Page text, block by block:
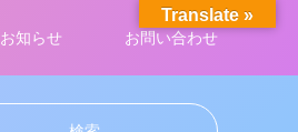
お知らせ お問い合わせ
Translate »